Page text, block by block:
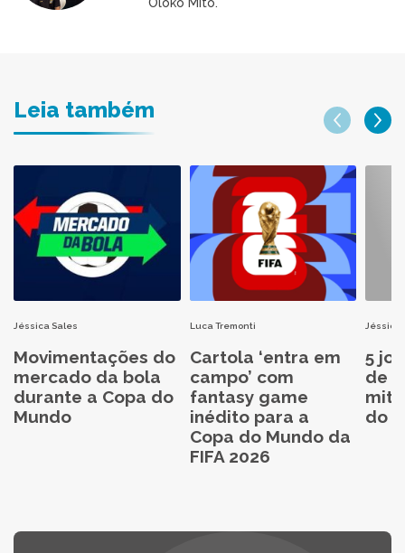
Oloko Mito.
Leia também
Jéssica Sales
Movimentações do
mercado da bola
durante a Copa do
Mundo
Luca Tremonti
Cartola ‘entra em
campo’ com
fantasy game
inédito para a
Copa do Mundo da
FIFA 2026
Jéssica
5
de
do